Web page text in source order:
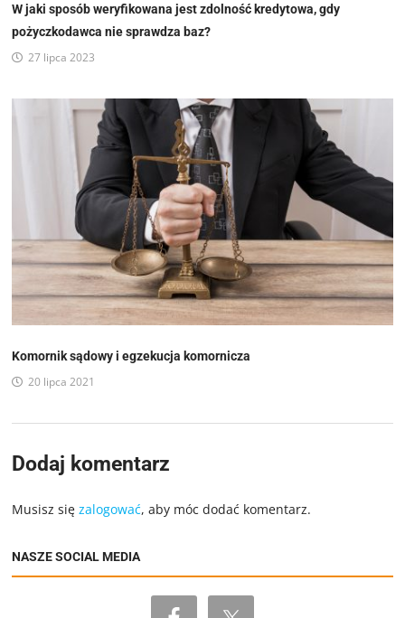
W jaki sposób weryfikowana jest zdolność kredytowa, gdy
pożyczkodawca nie sprawdza baz?
27 lipca 2023
Komornik sądowy i egzekucja komornicza
20 lipca 2021
Dodaj komentarz
Musisz sięzalogować, aby móc dodać komentarz.
NASZE SOCIAL MEDIA